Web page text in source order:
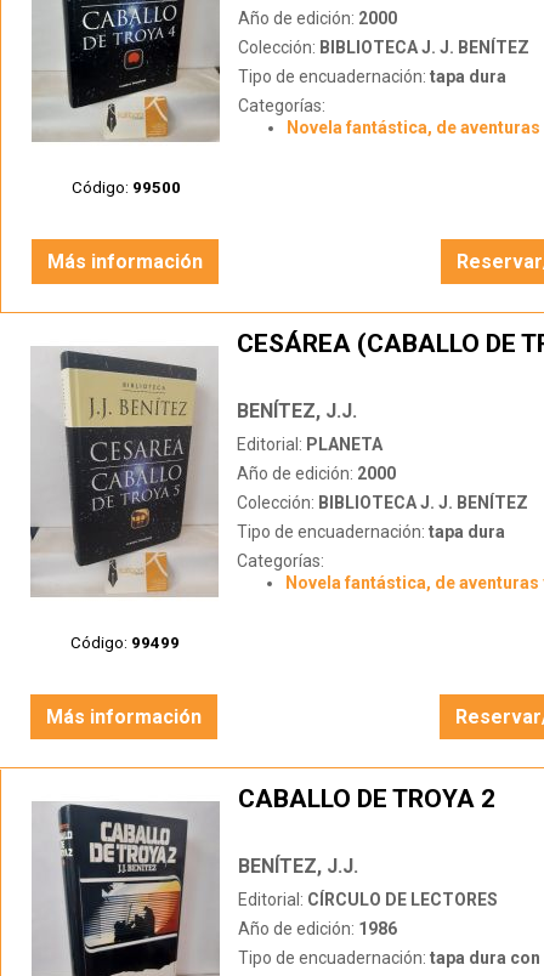
Código: 99500
Año de edición: 2000
Colección: BIBLIOTECA J. J. BENÍTEZ
Tipo de encuadernación: tapa dura
Categorías:
Novela fantástica, de aventuras
Más información
Código: 99499
CESÁREA (CABALLO DE
BENÍTEZ, J.J.
Editorial: PLANETA
Año de edición: 2000
Colección: BIBLIOTECA J. J. BENÍTEZ
Tipo de encuadernación: tapa dura
Categorías:
Novela fantástica, de aventuras
Más información
CABALLO DE TROYA 2
BENÍTEZ, J.J.
Editorial: CÍRCULO DE LECTORES
Año de edición: 1986
Tipo de encuadernación: tapa dura con